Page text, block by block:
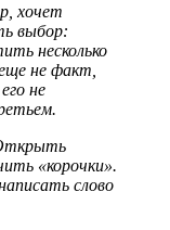
хочет
выбор:
несколько
не факт,
не
«корочки».
слово